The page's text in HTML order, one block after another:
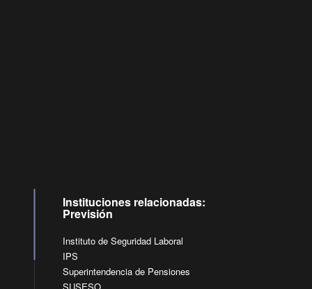
Instituciones relacionadas:
Previsión
Instituto de Seguridad Laboral
IPS
Superintendencia de Pensiones